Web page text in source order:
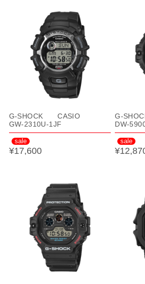
G-SHOCK CASIO
GW-2310U-1JF
sale
¥17,600
G-
DW-
sale